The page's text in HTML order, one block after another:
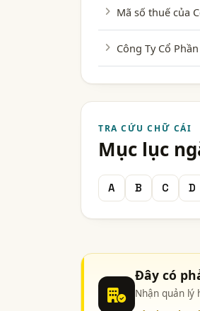
Mã số thuế của
Công Ty Cổ
TRA CỨU CHỮ CÁI
Mục lục
A B C D
Đây có
Nhận quản lý